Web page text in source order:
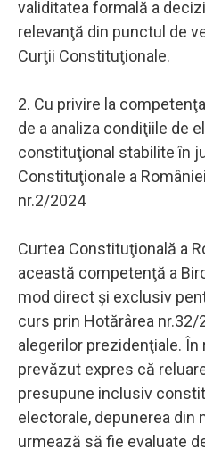
validitatea formală a
relevanţă din punctul de
Curţii Constituţionale.
2. Cu privire la
de a analiza condiţiile de
constituţional stabilite în
Constituţionale a
nr.2/2024
Curtea Constituţională a
această competenţă a
mod direct şi exclusiv
curs prin Hotărârea nr.32/
alegerilor prezidenţiale.
prevăzut expres că
presupune inclusiv
electorale, depunerea din
urmează să fie evaluate